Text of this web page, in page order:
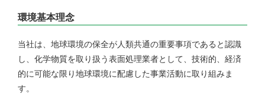
環境基本理念
当社は、地球環境の保全が人類共通の重要事項であると認識
し、化学物質を取り扱う表面処理業者として、技術的、経済
的に可能な限り地球環境に配慮した事業活動に取り組みま
す。